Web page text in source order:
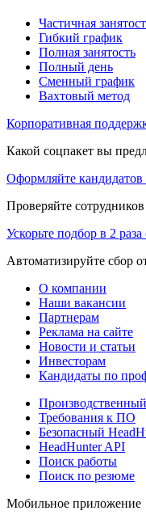
Частичная
Гибкий график
Полная занятость
Полный день
Сменный график
Вахтовый метод
Корпоративная
Какой соцпакет вы
Оформляйте кандидатов
Проверяйте
Ускорьте подбор в 2
Автоматизируйте сбор
О компании
Наши вакансии
Партнерам
Реклама на сайте
Новости и статьи
Инвесторам
Кандидаты по
Требования к ПО
Безопасный
HeadHunter API
Поиск работы
Поиск по резюме
Мобильное приложение